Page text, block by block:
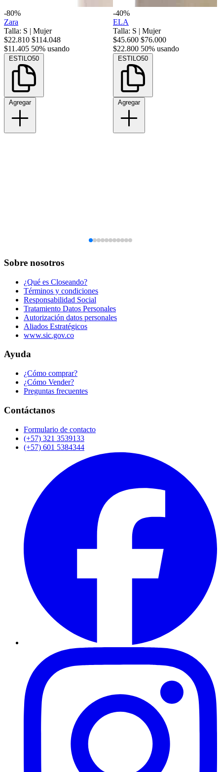
-80%
Zara
Talla: S | Mujer
$22.810 $114.048
$11.405 50% usando
ESTILO50
Agregar
-40%
ELA
Talla: S | Mujer
$45.600 $76.000
$22.800 50% usando
ESTILO50
Agregar
Sobre nosotros
¿Qué es Closeando?
Términos y condiciones
Responsabilidad Social
Tratamiento Datos Personales
Autorización datos personales
Aliados Estratégicos
www.sic.gov.co
Ayuda
¿Cómo comprar?
¿Cómo Vender?
Preguntas frecuentes
Contáctanos
Formulario de contacto
(+57) 321 3539133
(+57) 601 5384344